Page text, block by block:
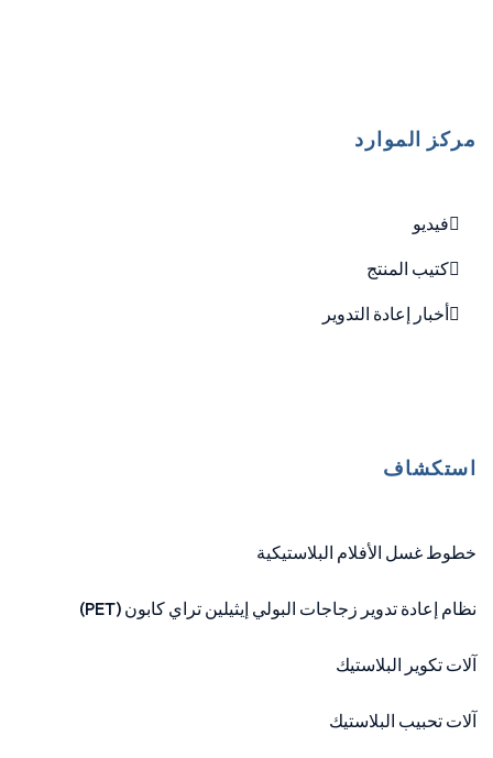
مركز الموارد
فيديو
كتيب المنتج
أخبار إعادة التدوير
استكشاف
خطوط غسل الأفلام البلاستيكية
نظام إعادة تدوير زجاجات البولي إيثيلين تراي كابون (PET)
آلات تكوير البلاستيك
آلات تحبيب البلاستيك